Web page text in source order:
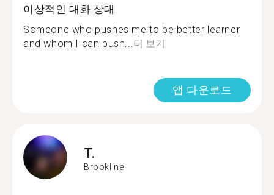
이상적인 대화 상대
Someone who pushes me to be better learner
and whom I can push...더 보기
앱 다운로드
T.
Brookline